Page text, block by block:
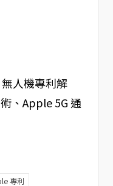
人機專利解
、Apple 5G 通
專利